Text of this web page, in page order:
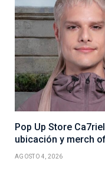
Pop Up Store
ubicación y merch
AGOSTO 4, 2026